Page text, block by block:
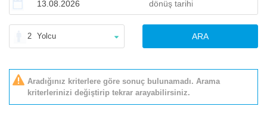
2 Yolcu ARA
Aradığınız kriterlere göre sonuç bulunamadı. Arama
kriterlerinizi değiştirip tekrar arayabilirsiniz.